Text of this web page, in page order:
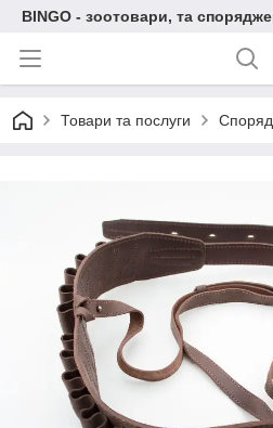
BINGO - зоотовари, та
Товари та послуги